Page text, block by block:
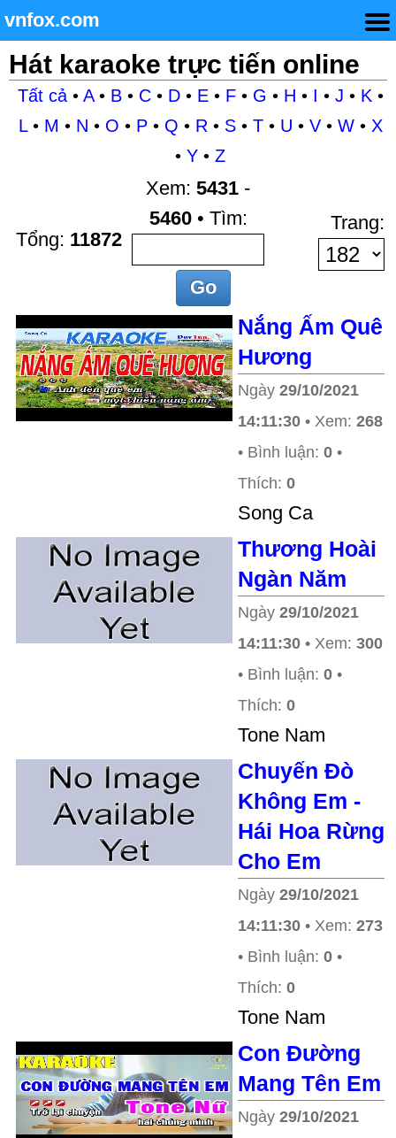
vnfox.com
Hát karaoke trực tiến online
Tất cả• A• B• C• D• E• F• G • H • I • J • K •
L• M • N • O • P• Q • R • S• T• U • V• W• X
• Y • Z
Tổng: 11872
Xem: 5431 -
5460• Tìm: Trang:
Nắng Ấm Quê
Hương
Ngày 29/10/2021
14:11:30 • Xem: 268
• Bình luận: 0 •
Thích: 0
Song Ca
Thương Hoài
Ngàn Năm
Ngày 29/10/2021
14:11:30 • Xem: 300
• Bình luận: 0 •
Thích: 0
Tone Nam
Chuyến Đò
Không Em -
Hái Hoa Rừng
Cho Em
Ngày 29/10/2021
14:11:30 • Xem: 273
• Bình luận: 0 •
Thích: 0
Tone Nam
Con Đường
Mang Tên Em
Ngày 29/10/2021